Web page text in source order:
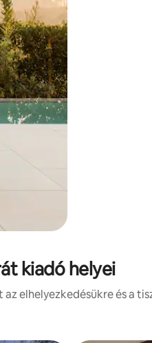
kiadó helyei
elhelyezkedésükre és a